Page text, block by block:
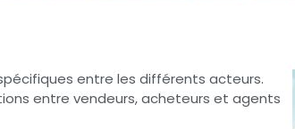
entre les différents acteurs.
entre vendeurs, acheteurs et agents